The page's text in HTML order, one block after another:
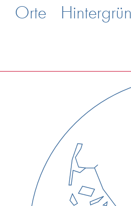
Orte